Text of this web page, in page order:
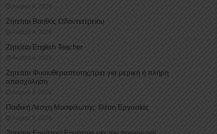
August 4, 2026
Ζητείται Βοηθός Οδοντιατρείου
August 4, 2026
Ζητείται English Teacher
August 4, 2026
Ζητείται Φυσιοθεραπευτής/τρια για μερική ή πλήρη
απασχόληση
August 3, 2026
Παιδική Λέσχη Μοσφιλωτής: Θέση Εργασίας
August 3, 2026